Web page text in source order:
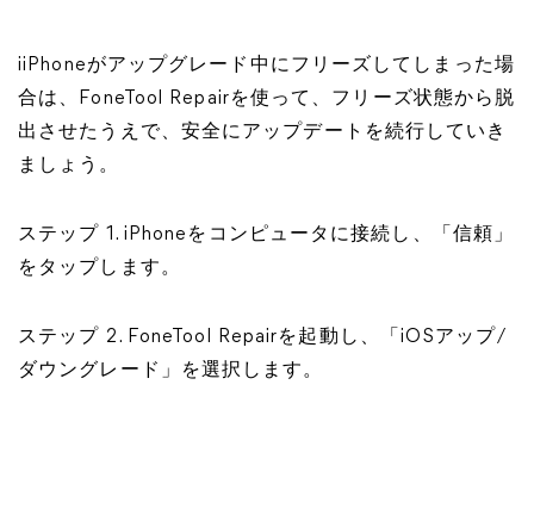
iiPhoneがアップグレード中にフリーズしてしまった場
合は、FoneTool Repairを使って、フリーズ状態から脱
出させたうえで、安全にアップデートを続行していき
ましょう。
ステップ 1. iPhoneをコンピュータに接続し、「信頼」
をタップします。
ステップ 2. FoneTool Repairを起動し、「iOSアップ/
ダウングレード」を選択します。